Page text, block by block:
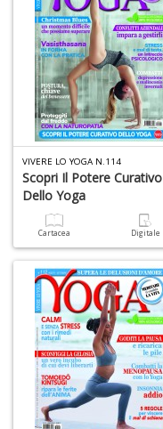
VIVERE LO YOGA N.114
Scopri Il Potere Curativo
Dello Yoga
Cartacea Digitale